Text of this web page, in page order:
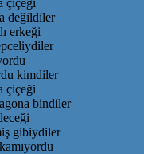
değildiler
erkeği
kimdiler
çiçeği
bindiler
gibiydiler